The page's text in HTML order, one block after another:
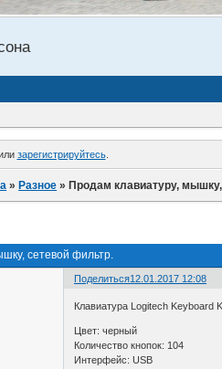
зарегистрируйтесь.
» Разное » Продам клавиатуру,
сетевой фильтр.
Поделиться12.01.2017 12:08
Клавиатура Logitech Keyboard
Цвет: черный
Количество кнопок: 104
Интерфейс: USB